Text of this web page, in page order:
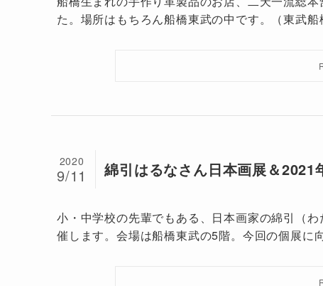
た。場所はもちろん船橋東武の中です。（東武
綿引はるなさん日本画展＆
2020
9/11
小・中学校の先輩でもある、日本画家の綿引（
催します。会場は船橋東武の5階。今回の個展に